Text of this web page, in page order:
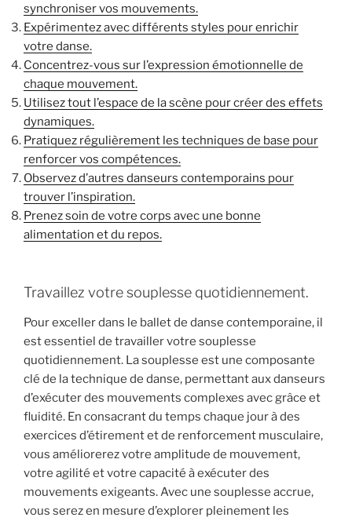
synchroniser vos mouvements.
Expérimentez avec différents styles pour enrichir
votre danse.
Concentrez-vous sur l’expression émotionnelle de
chaque mouvement.
Utilisez tout l’espace de la scène pour créer des effets
dynamiques.
Pratiquez régulièrement les techniques de base pour
renforcer vos compétences.
Observez d’autres danseurs contemporains pour
trouver l’inspiration.
Prenez soin de votre corps avec une bonne
alimentation et du repos.
Travaillez votre souplesse quotidiennement.
Pour exceller dans le ballet de danse contemporaine, il
est essentiel de travailler votre souplesse
quotidiennement. La souplesse est une composante
clé de la technique de danse, permettant aux danseurs
d’exécuter des mouvements complexes avec grâce et
fluidité. En consacrant du temps chaque jour à des
exercices d’étirement et de renforcement musculaire,
vous améliorerez votre amplitude de mouvement,
votre agilité et votre capacité à exécuter des
mouvements exigeants. Avec une souplesse accrue,
vous serez en mesure d’explorer pleinement les